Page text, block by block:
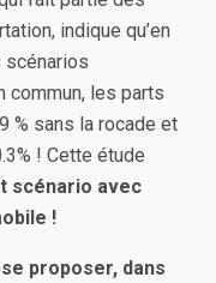
indique qu’en
scénarios
commun, les parts
% sans la rocade et
! Cette étude
scénario avec
!
proposer, dans